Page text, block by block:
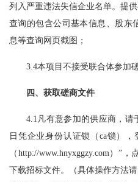
列入严重违法失信企业名单。提
查询的包含公司基本信息、股东
息等查询网页截图；
3.4本项目不接受联合体参加磋
四、 获取磋商文件
4.1凡有意参加的供应商，请
日凭企业身份认证锁（ ca锁），
（http://www.hnyxggzy.com）”
下载招标文件。（具体操作方法